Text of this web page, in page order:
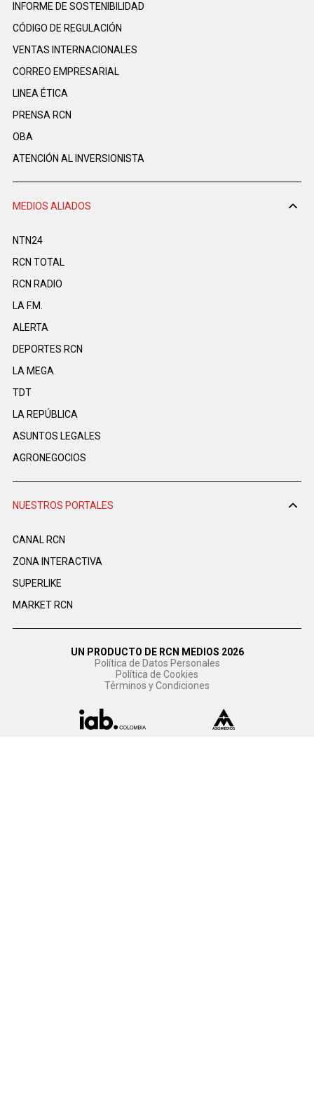
INFORME DE SOSTENIBILIDAD
CÓDIGO DE REGULACIÓN
VENTAS INTERNACIONALES
CORREO EMPRESARIAL
LINEA ÉTICA
PRENSA RCN
OBA
ATENCIÓN AL INVERSIONISTA
MEDIOS ALIADOS
NTN24
RCN TOTAL
RCN RADIO
LA F.M.
ALERTA
DEPORTES RCN
LA MEGA
TDT
LA REPÚBLICA
ASUNTOS LEGALES
AGRONEGOCIOS
NUESTROS PORTALES
CANAL RCN
ZONA INTERACTIVA
SUPERLIKE
MARKET RCN
UN PRODUCTO DE RCN MEDIOS 2026
Política de Datos Personales
Política de Cookies
Términos y Condiciones